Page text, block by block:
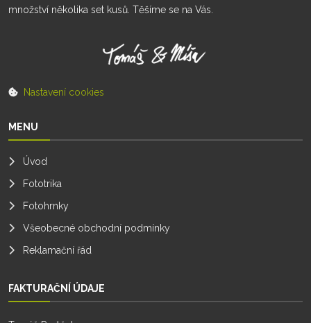
množství několika set kusů. Těšíme se na Vás.
Nastavení cookies
MENU
Úvod
Fototrika
Fotohrnky
Všeobecné obchodní podmínky
Reklamační řád
FAKTURAČNÍ ÚDAJE